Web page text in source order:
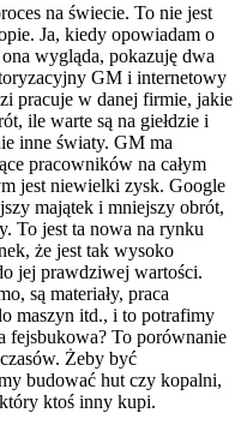
na świecie. To nie jest
Ja, kiedy opowiadam o
wygląda, pokazuję dwa
GM i internetowy
pracuje w danej firmie, jakie
ile warte są na giełdzie i
inne światy. GM ma
pracowników na całym
jest niewielki zysk. Google
majątek i mniejszy obrót,
To jest ta nowa na rynku
że jest tak wysoko
jej prawdziwej wartości.
są materiały, praca
maszyn itd., i to potrafimy
fejsbukowa? To porównanie
Żeby być
budować hut czy kopalni,
ktoś inny kupi.